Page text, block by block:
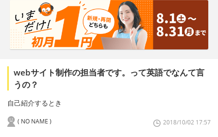
webサイト制作の担当者です。って英語でなんて言
うの？
自己紹介するとき
( NO NAME ) 2018/10/02 17:57